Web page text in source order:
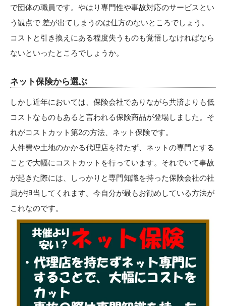
で団体の職員です。やはり専門性や事故対応のサービスとい
う観点で 差が出てしまうのは仕方のないところでしょう。
コストと引き換えにある程度失うものも覚悟しなければなら
ないといったところでしょうか。
ネット保険から選ぶ
しかし近年においては、保険会社でありながら共済よりも低
コストなものもあると言われる保険商品が登場しました。そ
れがコストカット第2の方法、ネット保険です。
人件費や土地のかかる代理店を持たず、ネットの専門とする
ことで大幅にコストカットを行っています。それでいて事故
が起きた際には、しっかりと専門知識を持った保険会社の社
員が担当してくれます。今自分が最もお勧めしている方法が
これなのです。